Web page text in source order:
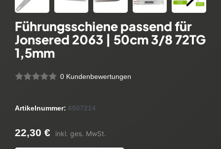
Führungsschiene passend für
Jonsered 2063 | 50cm 3/8 72TG
1,5mm
0 Kundenbewertungen
Artikelnummer: 6507214
22,30 € inkl. ges. MwSt.